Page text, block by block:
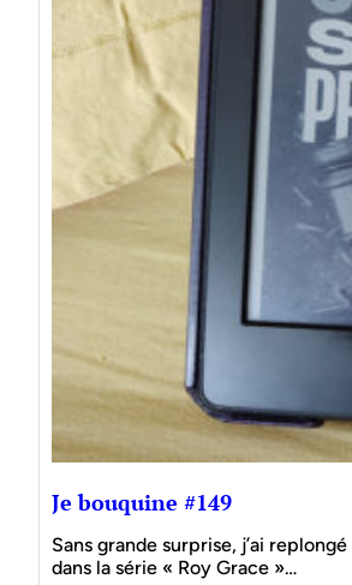
Je bouquine #149
Sans grande surprise, j’ai replongé
dans la série « Roy Grace »…